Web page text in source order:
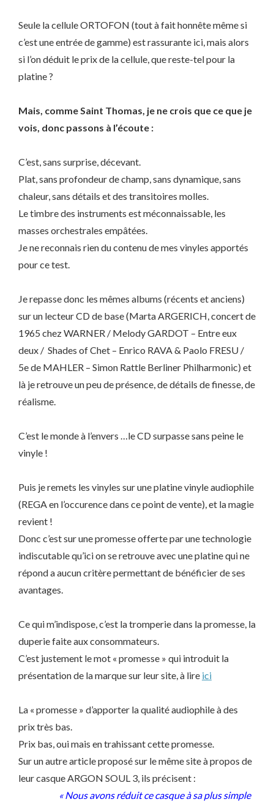
Seule la cellule ORTOFON (tout à fait honnête même si
c’est une entrée de gamme) est rassurante ici, mais alors
si l’on déduit le prix de la cellule, que reste-tel pour la
platine ?
Mais, comme Saint Thomas, je ne crois que ce que je
vois, donc passons à l’écoute :
C’est, sans surprise, décevant.
Plat, sans profondeur de champ, sans dynamique, sans
chaleur, sans détails et des transitoires molles.
Le timbre des instruments est méconnaissable, les
masses orchestrales empâtées.
Je ne reconnais rien du contenu de mes vinyles apportés
pour ce test.
Je repasse donc les mêmes albums (récents et anciens)
sur un lecteur CD de base (Marta ARGERICH, concert de
1965 chez WARNER / Melody GARDOT – Entre eux
deux / Shades of Chet – Enrico RAVA & Paolo FRESU /
5e de MAHLER – Simon Rattle Berliner Philharmonic) et
là je retrouve un peu de présence, de détails de finesse, de
réalisme.
C’est le monde à l’envers …le CD surpasse sans peine le
vinyle !
Puis je remets les vinyles sur une platine vinyle audiophile
(REGA en l’occurence dans ce point de vente), et la magie
revient !
Donc c’est sur une promesse offerte par une technologie
indiscutable qu’ici on se retrouve avec une platine qui ne
répond a aucun critère permettant de bénéficier de ses
avantages.
Ce qui m’indispose, c’est la tromperie dans la promesse, la
duperie faite aux consommateurs.
C’est justement le mot « promesse » qui introduit la
présentation de la marque sur leur site, à lire ici
La « promesse » d’apporter la qualité audiophile à des
prix très bas.
Prix bas, oui mais en trahissant cette promesse.
Sur un autre article proposé sur le même site à propos de
leur casque ARGON SOUL 3, ils précisent :
« Nous avons réduit ce casque à sa plus simple